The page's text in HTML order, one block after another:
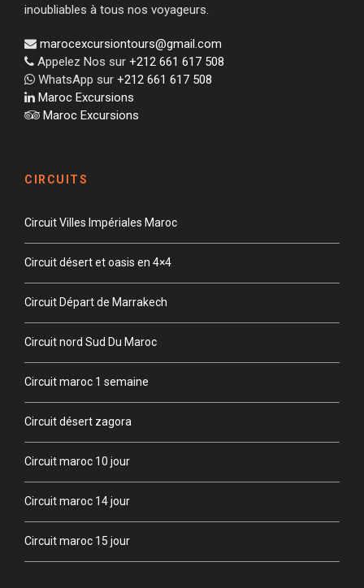
inoubliables à tous nos voyageurs.
marocexcursiontours@gmail.com
Appelez Nos sur +212 661 617 508
WhatsApp sur +212 661 617 508
Maroc Excursions
Maroc Excursions
CIRCUITS
Circuit Villes Impériales Maroc
Circuit désert et oasis en 4×4
Circuit Départ de Marrakech
Circuit nord Sud Du Maroc
Circuit maroc 1 semaine
Circuit désert zagora
Circuit maroc 10 jour
Circuit maroc 14 jour
Circuit maroc 15 jour